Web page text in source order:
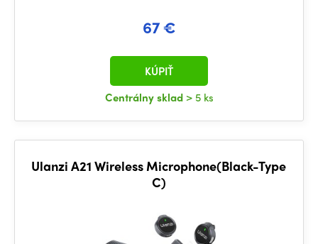
67 €
Centrálny sklad > 5 ks
KÚPIŤ
Ulanzi A21 Wireless Microphone(Black-Type
C)